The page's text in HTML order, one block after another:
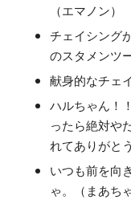
（エマノン）
チェイシング
のスタメンツ
献身的なチェ
ハルちゃん！
ったら絶対や
れてありがと
いつも前を向
ゃ。（まあち